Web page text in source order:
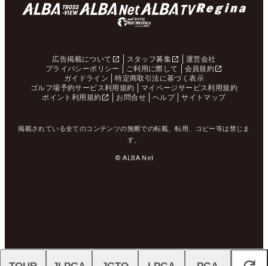
広告掲載について スタッフ募集
運営会社
プライバシーポリシー
ご利用に際して
会員規約
ガイドライン
特定商取引法に基づく表示
ゴルフ場予約サービス利用規約
マイページサービス利用規約
ポイント利用規約
お問合せ ヘルプ サイトマップ
掲載されている全てのコンテンツの無断での転載、転用、コピー等は禁じま
す。
© ALBA Net